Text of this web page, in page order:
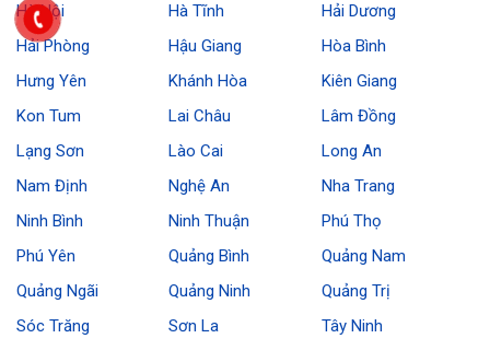
Hà Nội
Hà Tĩnh
Hải Dương
Hải Phòng
Hậu Giang
Hòa Bình
Hưng Yên
Khánh Hòa
Kiên Giang
Kon Tum
Lai Châu
Lâm Đồng
Lạng Sơn
Lào Cai
Long An
Nam Định
Nghệ An
Nha Trang
Ninh Bình
Ninh Thuận
Phú Thọ
Phú Yên
Quảng Bình
Quảng Nam
Quảng Ngãi
Quảng Ninh
Quảng Trị
Sóc Trăng
Sơn La
Tây Ninh